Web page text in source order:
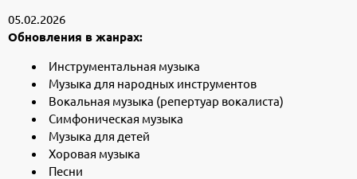
05.02.2026
Обновления в жанрах:
Инструментальная музыка
Музыка для народных инструментов
Вокальная музыка (репертуар вокалиста)
Симфоническая музыка
Музыка для детей
Хоровая музыка
Песни